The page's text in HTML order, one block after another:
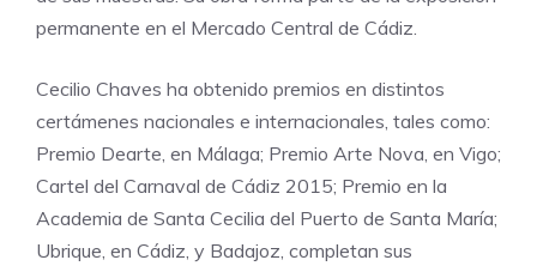
permanente en el Mercado Central de Cádiz.
Cecilio Chaves ha obtenido premios en distintos
certámenes nacionales e internacionales, tales como:
Premio Dearte, en Málaga; Premio Arte Nova, en Vigo;
Cartel del Carnaval de Cádiz 2015; Premio en la
Academia de Santa Cecilia del Puerto de Santa María;
Ubrique, en Cádiz, y Badajoz, completan sus